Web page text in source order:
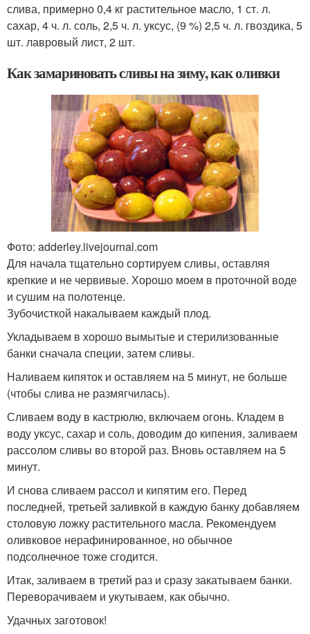
слива, примерно 0,4 кг растительное масло, 1 ст. л.
сахар, 4 ч. л. соль, 2,5 ч. л. уксус, (9 %) 2,5 ч. л. гвоздика, 5
шт. лавровый лист, 2 шт.
Как замариновать сливы на зиму, как оливки
Фото: adderley.livejournal.com
Для начала тщательно сортируем сливы, оставляя
крепкие и не червивые. Хорошо моем в проточной воде
и сушим на полотенце.
Зубочисткой накалываем каждый плод.
Укладываем в хорошо вымытые и стерилизованные
банки сначала специи, затем сливы.
Наливаем кипяток и оставляем на 5 минут, не больше
(чтобы слива не размягчилась).
Сливаем воду в кастрюлю, включаем огонь. Кладем в
воду уксус, сахар и соль, доводим до кипения, заливаем
рассолом сливы во второй раз. Вновь оставляем на 5
минут.
И снова сливаем рассол и кипятим его. Перед
последней, третьей заливкой в каждую банку добавляем
столовую ложку растительного масла. Рекомендуем
оливковое нерафинированное, но обычное
подсолнечное тоже сгодится.
Итак, заливаем в третий раз и сразу закатываем банки.
Переворачиваем и укутываем, как обычно.
Удачных заготовок!